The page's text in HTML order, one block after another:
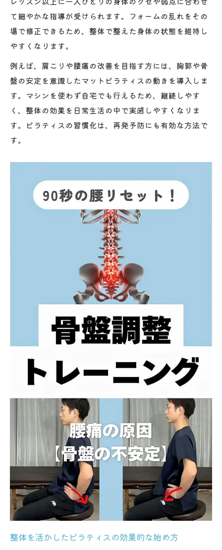
て細やかな指導が受けられます。フォームの乱れをその
場で修正できるため、整体で整えた身体の状態を維持し
やすくなります。
例えば、肩こりや腰痛の改善を目指す方には、胸郭や骨
盤の安定を意識したマットピラティスの動きを導入しま
す。マシンを使わず自宅でも行えるため、継続しやす
く、整体の効果を日常生活の中で実感しやすくなりま
す。ピラティスの習慣化は、再発予防にも有効な方法で
す。
整体を活かしたピラティスの効果的な始め方